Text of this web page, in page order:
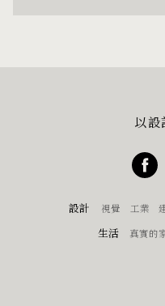
以設
設計 視覺 工業
生活 真實的